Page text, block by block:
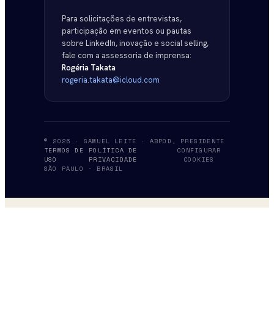
Para solicitações de entrevistas,
participação em eventos ou pautas
sobre LinkedIn, inovação e social selling,
fale com a assessoria de imprensa:
Rogéria Takata
rogeria.takata@icloud.com
© 2026 · SAMUEL LEITE · ABPOD, PRESIDENTE
TERMOS DE
USO
POLÍTICA DE
PRIVACIDADE
CONFIGURAR
COOKIES
SÃO PAULO · BRASIL